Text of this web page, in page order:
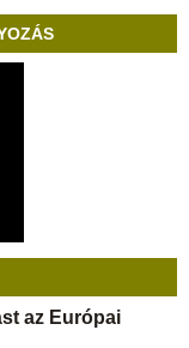
az Európai